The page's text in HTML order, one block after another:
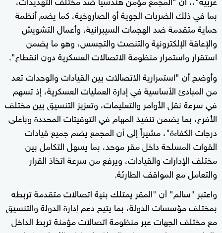
بما في ذلك الضربات الجوية أو الصاروخية، كما يضم أنظمة
حماية متقدمة ضد الهجمات السيبرانية، وأعمال التشويش
والإعاقة الإلكترونية والتنصت والتجسس، وهو ما يضمن
استقرار واستمرار منظومة الاتصالات العسكرية دون انقطاع".
وأوضح أن "استمرارية الاتصالات بين القيادات والوحدات تعد
من المبادئ الأساسية في إدارة العمليات العسكرية، إذ تسهم
في سرعة نقل الأوامر والتعليمات، وتعزيز التنسيق بين مختلف
الأفرع، بما يضمن تنفيذ المهام في التوقيتات المحددة وبأعلى
درجات الكفاءة"، مشيراً إلى أن المجمع يضم جميع قيادات
القوات المسلحة داخل مقر موحد، بما يسهل التكامل بين
مختلف الإدارات والقيادات، ويرفع من سرعة اتخاذ القرار
والتعامل مع المواقف الطارئة.
واعتبر "سالم" أن "المقر يمتلك بنية اتصالات متقدمة تربطه
بمختلف مؤسسات الدولة، بما يتيح دعم إدارة الدولة والتنسيق
مع مختلف الجهات عبر منظومة اتصالات مؤمنة تربط الداخل